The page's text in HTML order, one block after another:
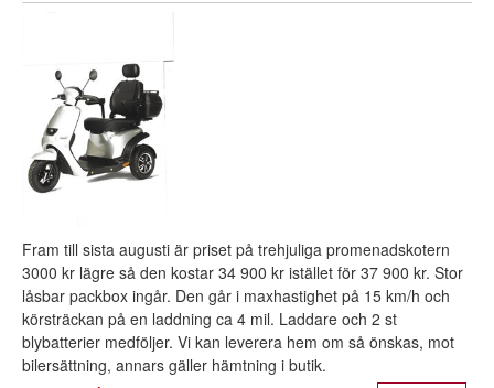
Fram till sista augusti är priset på trehjuliga promenadskotern
3000 kr lägre så den kostar 34 900 kr istället för 37 900 kr. Stor
låsbar packbox ingår. Den går i maxhastighet på 15 km/h och
körsträckan på en laddning ca 4 mil. Laddare och 2 st
blybatterier medföljer. Vi kan leverera hem om så önskas, mot
bilersättning, annars gäller hämtning i butik.